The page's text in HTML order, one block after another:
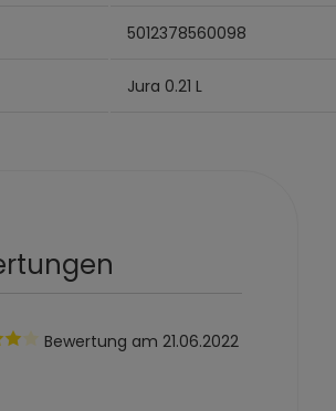
5012378560098
Jura 0.21 L
Bewertung am 21.06.2022